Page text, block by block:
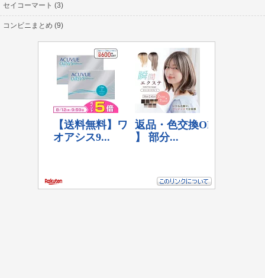
セイコーマート (3)
コンビニまとめ (9)